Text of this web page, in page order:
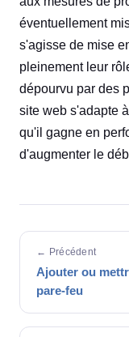
éventuellement
s'agisse de mise
pleinement leur
dépourvu par des
site web s'adapte
qu'il gagne en
d'augmenter le
← Précédent
Ajouter ou
pare-feu